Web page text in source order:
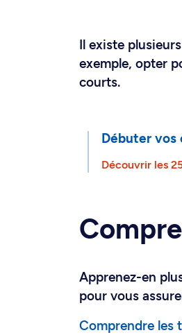
Il existe
exemple, opter
courts.
Débuter vos
Découvrir les
Apprenez-en
pour vous
Comprendre les